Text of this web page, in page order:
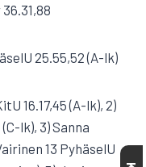
25.55,52 (A-lk)
16.17,45 (A-lk), 2)
lk), 3) Sanna
13 PyhäselU